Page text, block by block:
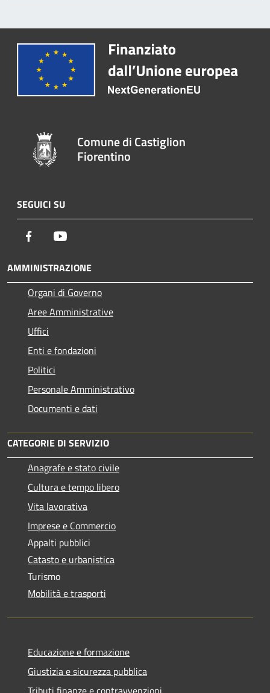
Comune di Castiglion
Fiorentino
SEGUICI SU
Facebook
AMMINISTRAZIONE
Organi di Governo
Aree Amministrative
Uffici
Enti e fondazioni
Politici
Personale Amministrativo
Documenti e dati
CATEGORIE DI SERVIZIO
Anagrafe e stato civile
Cultura e tempo libero
Vita lavorativa
Imprese e Commercio
Appalti pubblici
Catasto e urbanistica
Turismo
Mobilità e trasporti
Educazione e formazione
Giustizia e sicurezza pubblica